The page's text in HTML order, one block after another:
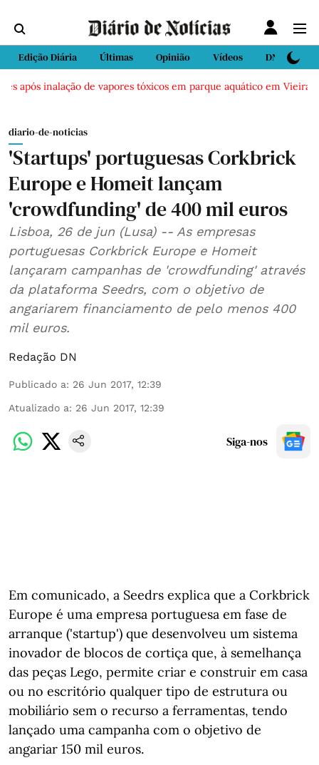
Edição Diária Últimas Opinião Vídeos DN Sport
após inalação de vapores tóxicos em parque aquático em Vieira de
diario-de-noticias
'Startups' portuguesas Corkbrick
Europe e Homeit lançam
'crowdfunding' de 400 mil euros
Lisboa, 26 de jun (Lusa) -- As empresas
portuguesas Corkbrick Europe e Homeit
lançaram campanhas de 'crowdfunding' através
da plataforma Seedrs, com o objetivo de
angariarem financiamento de pelo menos 400
mil euros.
Redação DN
Publicado a: 26 Jun 2017, 12:39
Atualizado a: 26 Jun 2017, 12:39
Siga-nos
Em comunicado, a Seedrs explica que a Corkbrick
Europe é uma empresa portuguesa em fase de
arranque ('startup') que desenvolveu um sistema
inovador de blocos de cortiça que, à semelhança
das peças Lego, permite criar e construir em casa
ou no escritório qualquer tipo de estrutura ou
mobiliário sem o recurso a ferramentas, tendo
lançado uma campanha com o objetivo de
angariar 150 mil euros.